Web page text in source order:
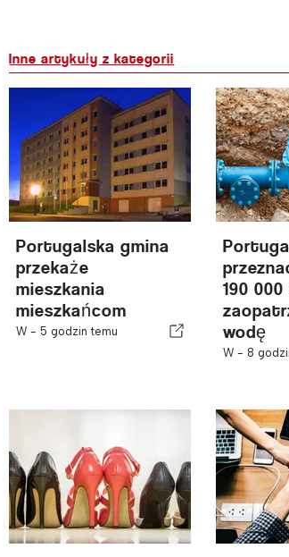
Inne artykuły z kategorii
Portugalska gmina
przekaże
mieszkania
mieszkańcom
W -5 godzin temu
190
wodę
W - 8